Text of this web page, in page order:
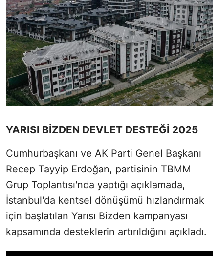
YARISI BİZDEN DEVLET DESTEĞİ 2025
Cumhurbaşkanı ve AK Parti Genel Başkanı
Recep Tayyip Erdoğan, partisinin TBMM
Grup Toplantısı'nda yaptığı açıklamada,
İstanbul'da kentsel dönüşümü hızlandırmak
için başlatılan Yarısı Bizden kampanyası
kapsamında desteklerin artırıldığını açıkladı.